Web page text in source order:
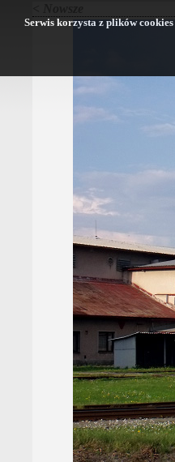
Serwis korzysta z plików